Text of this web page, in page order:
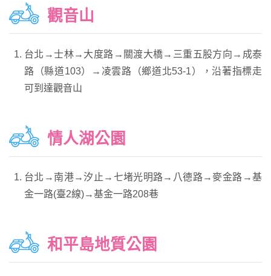
觀音山
台北→士林→大度路→關渡大橋→三重五股方向→成泰
路（縣道103）→凌雲路（鄉道北53-1），沿著指標走
可到達觀音山
情人湖公園
台北→南港→汐止→七堵光明路→八德路→麥金路→基
金一路(臺2線)→基金一路208巷
和平島地質公園